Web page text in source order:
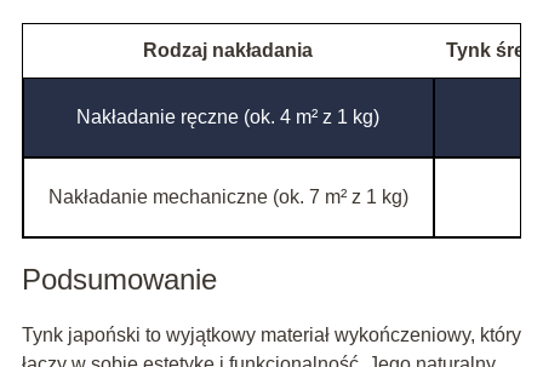
Rodzaj nakładania Tynk
Nakładanie ręczne (ok. 4 m² z 1 kg)
Nakładanie mechaniczne (ok. 7 m² z 1 kg)
Podsumowanie
Tynk japoński to wyjątkowy materiał wykończeniowy, który